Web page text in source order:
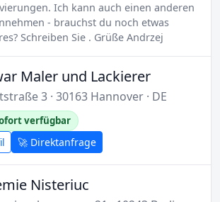
Ich kann auch einen anderen
- brauchst du noch etwas
Schreiben Sie . Grüße Andrzej
Maler und Lackierer
3 · 30163 Hannover · DE
verfügbar
🚀 Direktanfrage
Nisteriuc